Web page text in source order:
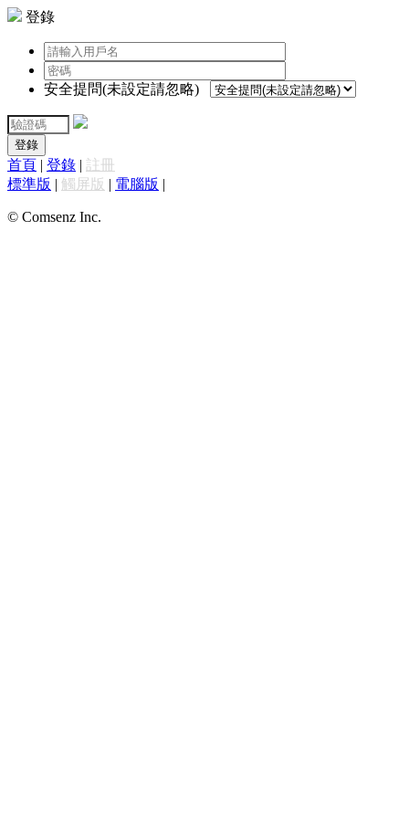
登錄
安全提問(未設定請忽略)
登錄
首頁 | 登錄 | 註冊
標準版 | 觸屏版 | 電腦版 |
© Comsenz Inc.